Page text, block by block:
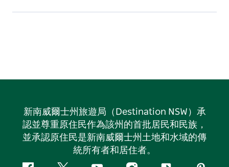
新南威爾士州旅遊局（Destination NSW）承
認並尊重原住民作為該州的首批居民和民族，
並承認原住民是新南威爾士州土地和水域的傳
統所有者和居住者。